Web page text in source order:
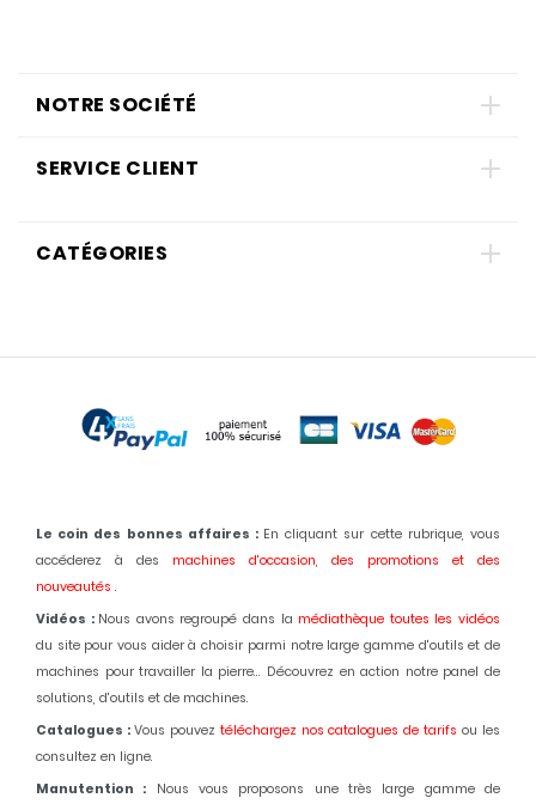
NOTRE SOCIÉTÉ
SERVICE CLIENT
CATÉGORIES
Le coin des bonnes affaires : En cliquant sur cette rubrique, vous
accéderez à des machines d'occasion, des promotions et des
nouveautés .
Vidéos : Nous avons regroupé dans la médiathèque toutes les vidéos
du site pour vous aider à choisir parmi notre large gamme d'outils et de
machines pour travailler la pierre... Découvrez en action notre panel de
solutions, d'outils et de machines.
Catalogues : Vous pouvez téléchargez nos catalogues de tarifs ou les
consultez en ligne.
Manutention : Nous vous proposons une très large gamme de